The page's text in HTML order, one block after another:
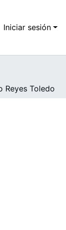
Iniciar sesión
Reyes Toledo